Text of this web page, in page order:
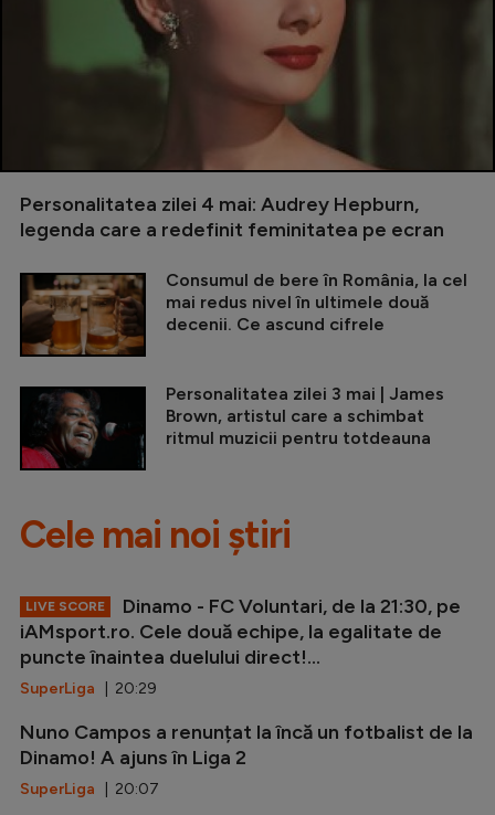
Personalitatea zilei 4 mai: Audrey Hepburn,
legenda care a redefinit feminitatea pe ecran
Consumul de bere în România, la cel
mai redus nivel în ultimele două
decenii. Ce ascund cifrele
Personalitatea zilei 3 mai | James
Brown, artistul care a schimbat
ritmul muzicii pentru totdeauna
Cele mai noi știri
LIVE SCORE
Dinamo - FC Voluntari, de la 21:30, pe
iAMsport.ro. Cele două echipe, la egalitate de
puncte înaintea duelului direct!...
SuperLiga | 20:29
Nuno Campos a renunțat la încă un fotbalist de la
Dinamo! A ajuns în Liga 2
SuperLiga | 20:07